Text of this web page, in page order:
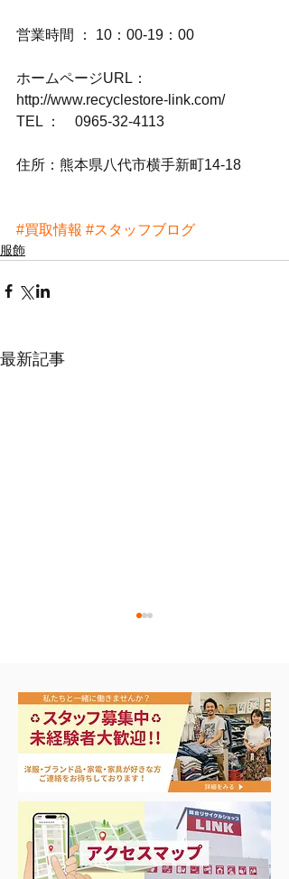
営業時間 ： 10：00-19：00
ホームページURL：
http://www.recyclestore-link.com/
TEL ：　0965-32-4113
住所：熊本県八代市横手新町14-18
#買取情報 #スタッフブログ
服飾
最新記事
アップルウォッチ 第2世
代 A2723